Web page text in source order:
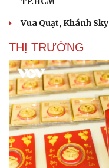
Vua Quạt, Khánh
THỊ TRƯỜNG